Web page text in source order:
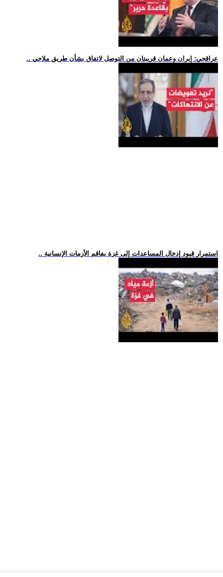
.. عراقجي: إيران وعمان قريبتان من التوصل لاتفاق بشأن طريق ملاحي
.. استمرار قيود إدخال المساعدات إلى غزة يفاقم الأزمات الإنسانية